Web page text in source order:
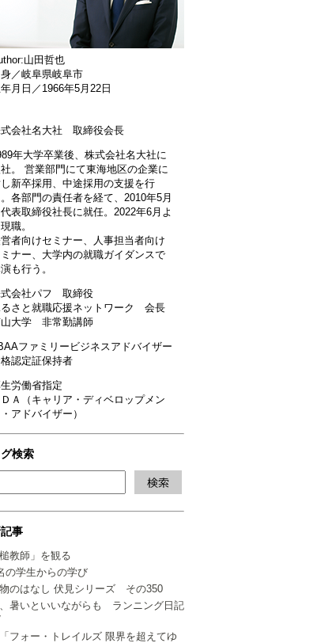
山田哲也
／岐阜県岐阜市
月日／1966年5月22日
会社名大社 取締役会長
年大学卒業後、株式会社名大社に
社。 営業部門にて東海地区の企業に
新卒採用、中途採用の支援を行
。各部門の責任者を経て、2010年5月
表取締役社長に就任。2022年6月よ
職。
者向けセミナー、人事担当者向け
ナー、大学内の就職ガイダンスで
も行う。
会社パフ 取締役
さと就職応援ネットワーク 会長
大学 非常勤講師
ファミリービジネスアドバイザー
認定証保持者
労働省指定
ＤＡ（キャリア・ディベロップメン
・アドバイザー）
検索
事
槌教師」を観る
の学生からの学び
のはなし 伏見シリーズ その350
暑いといいながらも ランニング日記
フォー・トレイルズ 限界を超えてゆ